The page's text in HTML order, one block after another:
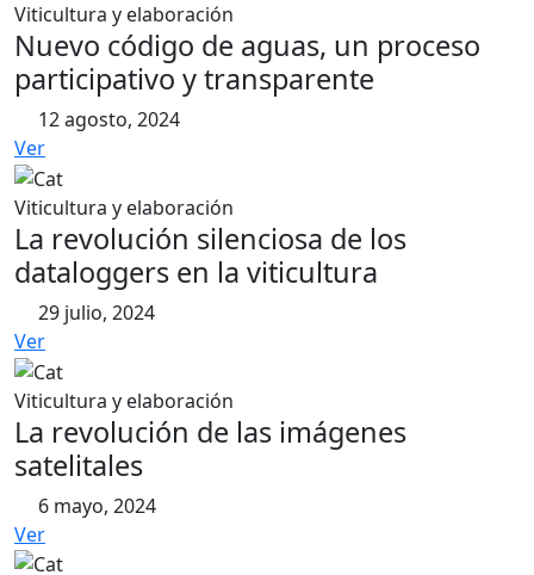
Viticultura y elaboración
Nuevo código de aguas, un proceso
participativo y transparente
12 agosto, 2024
Ver
Viticultura y elaboración
La revolución silenciosa de los
dataloggers en la viticultura
29 julio, 2024
Ver
Viticultura y elaboración
La revolución de las imágenes
satelitales
6 mayo, 2024
Ver